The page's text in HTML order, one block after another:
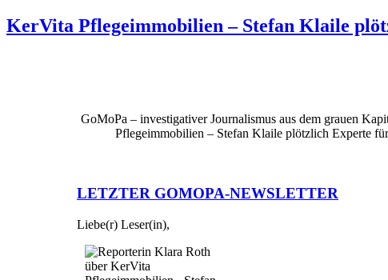
KerVita Pflegeimmobilien – Stefan Klaile
GoMoPa – investigativer Journalismus aus dem grauen
Pflegeimmobilien – Stefan Klaile plötzlich Experte
LETZTER GOMOPA-NEWSLETTER
Liebe(r) Leser(in),